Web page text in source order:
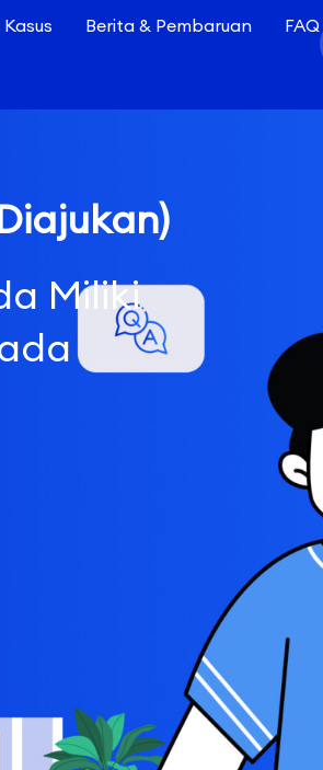
Berita & Pembaruan FAQ
Miliki